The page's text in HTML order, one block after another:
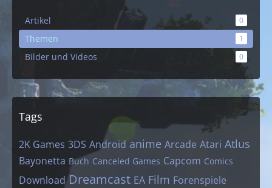
Artikel 0
Themen 1
Bilder und Videos 0
Tags
2K Games 3DS Android anime Arcade Atari Atlus
Bayonetta Buch Canceled Games Capcom Comics
Download Dreamcast EA Film Forenspiele